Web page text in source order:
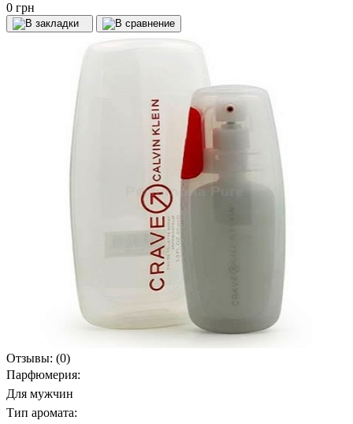
0 грн
Отзывы: (0)
Парфюмерия:
Для мужчин
Тип аромата: